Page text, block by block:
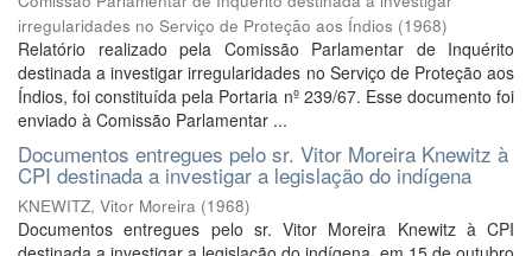
irregularidades no Serviço de Proteção aos Índios (1968)
Relatório realizado pela Comissão Parlamentar de Inquérito
destinada a investigar irregularidades no Serviço de Proteção aos
Índios, foi constituída pela Portaria nº 239/67. Esse documento foi
enviado à Comissão Parlamentar ...
Documentos entregues pelo sr. Vitor Moreira Knewitz à
CPI destinada a investigar a legislação do indígena
KNEWITZ, Vitor Moreira (1968)
Documentos entregues pelo sr. Vitor Moreira Knewitz à CPI